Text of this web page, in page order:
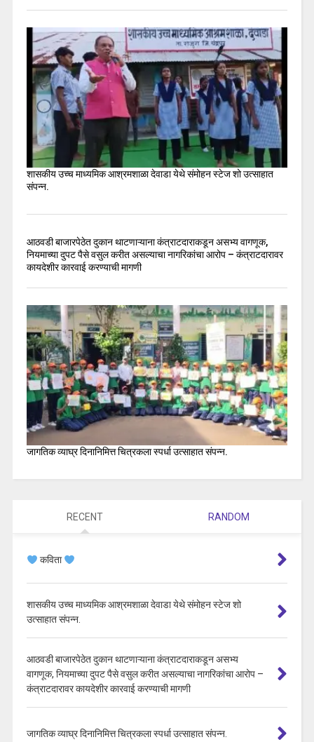
शासकीय उच्च माध्यमिक आश्रमशाळा देवाडा येथे संमोहन स्टेज शो उत्साहात
संपन्न.
आठवडी बाजारपेठेत दुकान थाटणाऱ्याना कंत्राटदाराकडून असभ्य वागणूक,
नियमाच्या दुपट पैसे वसुल करीत असल्याचा नागरिकांचा आरोप – कंत्राटदारावर
कायदेशीर कारवाई करण्याची मागणी
जागतिक व्याघ्र दिनानिमित्त चित्रकला स्पर्धा उत्साहात संपन्न.
RECENT RANDOM
कविता
शासकीय उच्च माध्यमिक आश्रमशाळा देवाडा येथे संमोहन स्टेज शो
उत्साहात संपन्न.
आठवडी बाजारपेठेत दुकान थाटणाऱ्याना कंत्राटदाराकडून असभ्य
वागणूक, नियमाच्या दुपट पैसे वसुल करीत असल्याचा नागरिकांचा आरोप –
कंत्राटदारावर कायदेशीर कारवाई करण्याची मागणी
जागतिक व्याघ्र दिनानिमित्त चित्रकला स्पर्धा उत्साहात संपन्न.